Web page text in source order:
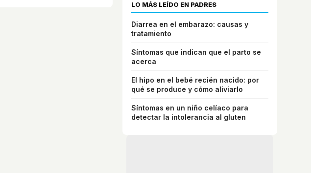
LO MÁS LEÍDO EN PADRES
Diarrea en el embarazo: causas y
tratamiento
Síntomas que indican que el parto se
acerca
El hipo en el bebé recién nacido: por
qué se produce y cómo aliviarlo
Síntomas en un niño celíaco para
detectar la intolerancia al gluten